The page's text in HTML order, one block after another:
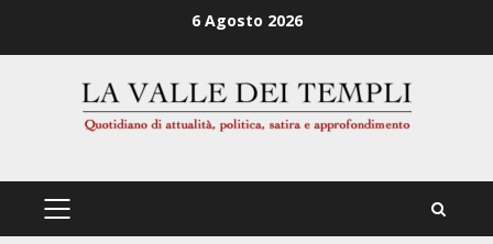
6 Agosto 2026
PRIMÄRES